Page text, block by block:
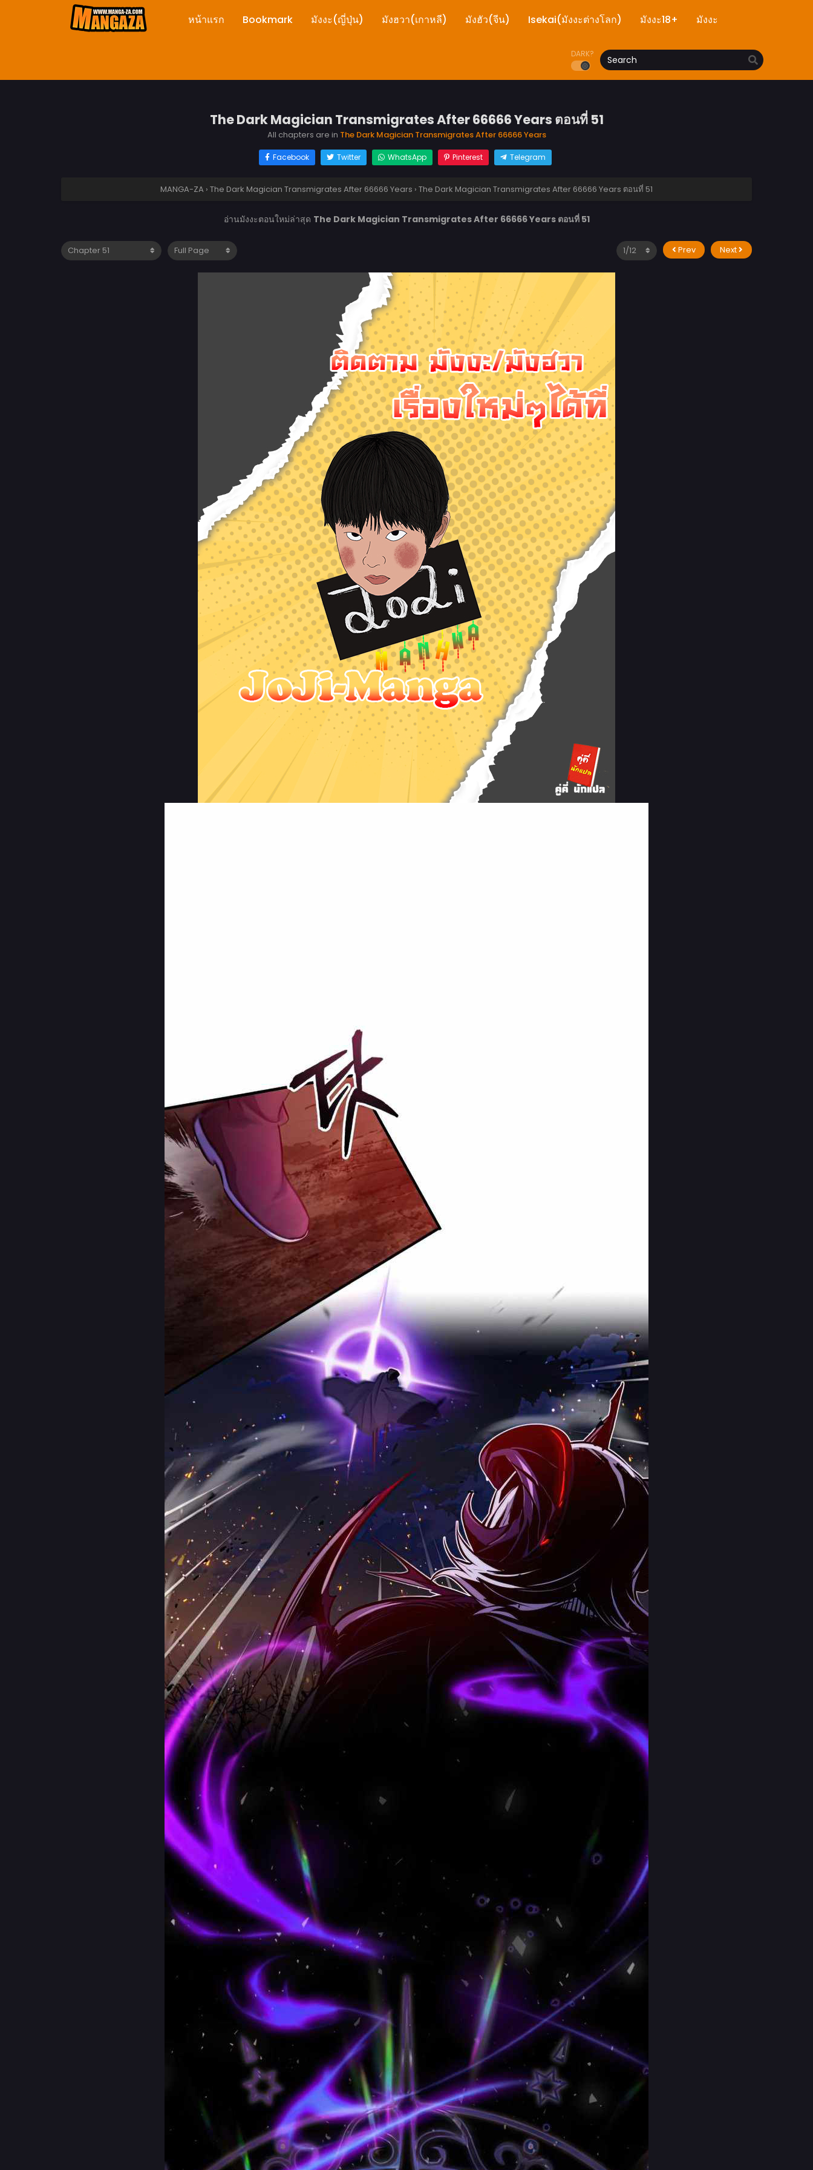
หน้าแรก Bookmark มังงะ(ญี่ปุ่น) มังฮวา(เกาหลี) มังฮัว(จีน) Isekai(มังงะต่างโลก) มังงะ18+ มังงะ
DARK?
The Dark Magician Transmigrates After 66666 Years ตอนที่ 51
All chapters are in The Dark Magician Transmigrates After 66666 Years
Facebook Twitter WhatsApp Pinterest Telegram
MANGA-ZA › The Dark Magician Transmigrates After 66666 Years › The Dark Magician Transmigrates After 66666 Years ตอนที่ 51
อ่านมังงะตอนใหม่ล่าสุด The Dark Magician Transmigrates After 66666 Years ตอนที่ 51
Prev Next